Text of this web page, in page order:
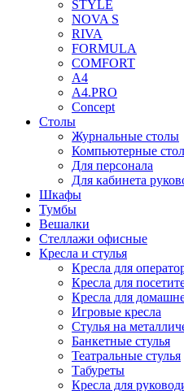
STYLE
NOVA S
RIVA
FORMULA
COMFORT
A4
A4.PRO
Concept
Столы
Журнальные столы
Компьютерные
Для персонала
Для кабинета
Шкафы
Тумбы
Вешалки
Стеллажи офисные
Кресла и стулья
Кресла для
Кресла для
Кресла для
Игровые кресла
Стулья на
Банкетные стулья
Театральные стулья
Табуреты
Кресла для